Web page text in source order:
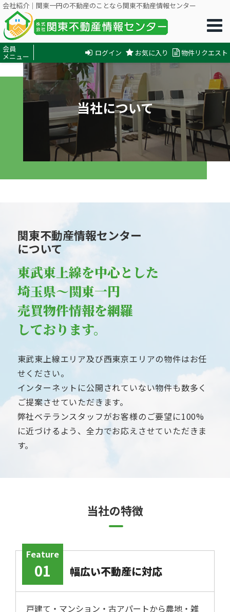
会社紹介｜関東一円の不動産のことなら関東不動産情報センター
会員
メニュー ログイン お気に入り 物件リクエスト
当社について
関東不動産情報センター
について
東武東上線を中心とした
埼玉県～関東一円
売買物件情報を網羅
しております。
東武東上線エリア及び西東京エリアの物件はお任
せください。
インターネットに公開されていない物件も数多く
ご提案させていただきます。
弊社ベテランスタッフがお客様のご要望に100%
に近づけるよう、全力でお応えさせていただきま
す。
当社の特徴
Feature
01 幅広い不動産に対応
戸建て・マンション・古アパートから農地・雑